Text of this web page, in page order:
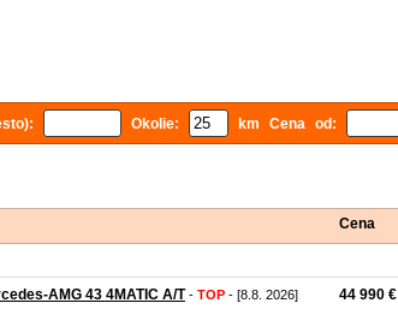
Okolie: km Cena od:
Cena
AMG 43 4MATIC A/T- TOP - [8.8. 2026] 44 990 €